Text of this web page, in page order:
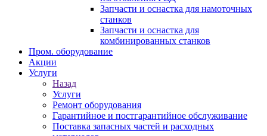
Запчасти и оснастка для намоточных
станков
Запчасти и оснастка для
комбинированных станков
Пром. оборудование
Акции
Услуги
Назад
Услуги
Ремонт оборудования
Гарантийное и постгарантийное обслуживание
Поставка запасных частей и расходных